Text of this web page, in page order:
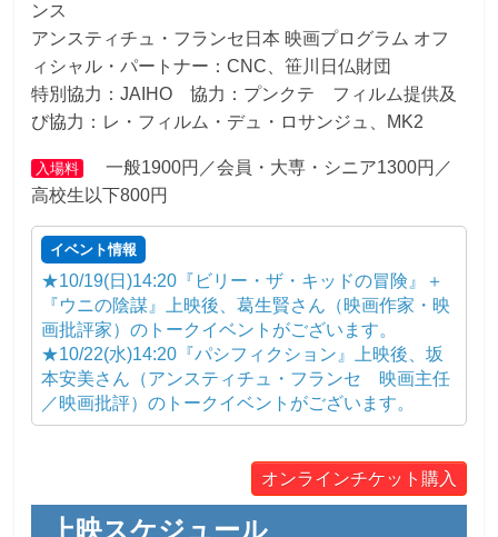
ンス
アンスティチュ・フランセ日本 映画プログラム オフ
ィシャル・パートナー：CNC、笹川日仏財団
特別協力：JAIHO 協力：プンクテ フィルム提供及
び協力：レ・フィルム・デュ・ロサンジュ、MK2
入場料
一般1900円／会員・大専・シニア1300円／
高校生以下800円
イベント情報
★10/19(日)14:20『ビリー・ザ・キッドの冒険』＋
『ウニの陰謀』上映後、葛生賢さん（映画作家・映
画批評家）のトークイベントがございます。
★10/22(水)14:20『パシフィクション』上映後、坂
本安美さん（アンスティチュ・フランセ 映画主任
／映画批評）のトークイベントがございます。
オンラインチケット購入
上映スケジュール